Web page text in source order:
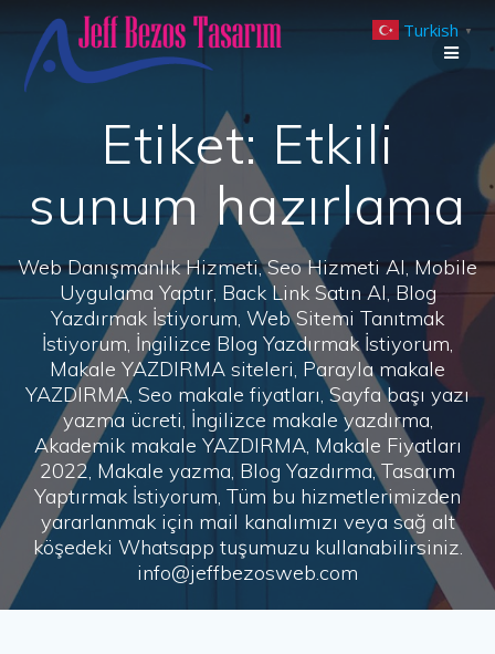
to
Etiket: Etkili
sunum hazırlama
Web Danışmanlık Hizmeti, Seo Hizmeti Al, Mobile
Uygulama Yaptır, Back Link Satın Al, Blog
Yazdırmak İstiyorum, Web Sitemi Tanıtmak
İstiyorum, İngilizce Blog Yazdırmak İstiyorum,
Makale YAZDIRMA siteleri, Parayla makale
YAZDIRMA, Seo makale fiyatları, Sayfa başı yazı
yazma ücreti, İngilizce makale yazdırma,
Akademik makale YAZDIRMA, Makale Fiyatları
2022, Makale yazma, Blog Yazdırma, Tasarım
Yaptırmak İstiyorum, Tüm bu hizmetlerimizden
yararlanmak için mail kanalımızı veya sağ alt
köşedeki Whatsapp tuşumuzu kullanabilirsiniz.
info@jeffbezosweb.com
Turkish ▼